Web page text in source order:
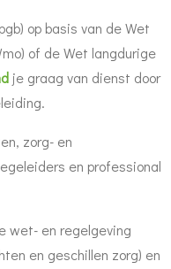
op basis van de Wet
of de Wet langdurige
je graag van dienst door
zorg- en
en professional
wet- en regelgeving
en geschillen zorg) en